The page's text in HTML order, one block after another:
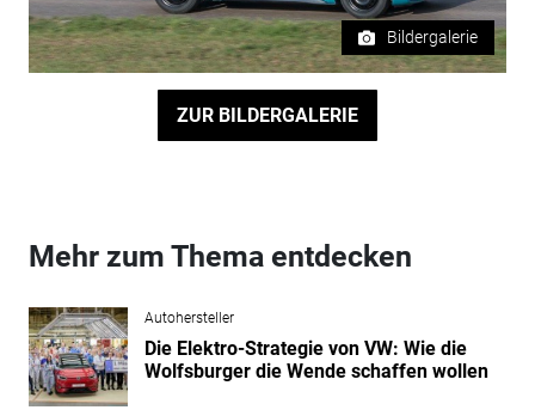
Bildergalerie
ZUR BILDERGALERIE
Mehr zum Thema entdecken
Autohersteller
Die Elektro-Strategie von VW: Wie die
Wolfsburger die Wende schaffen wollen